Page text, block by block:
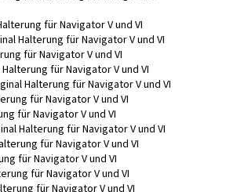
für Navigator V und VI
Halterung für Navigator V und VI
für Navigator V und VI
für Navigator V und VI
Halterung für Navigator V und VI
für Navigator V und VI
für Navigator V und VI
Halterung für Navigator V und VI
für Navigator V und VI
für Navigator V und VI
für Navigator V und VI